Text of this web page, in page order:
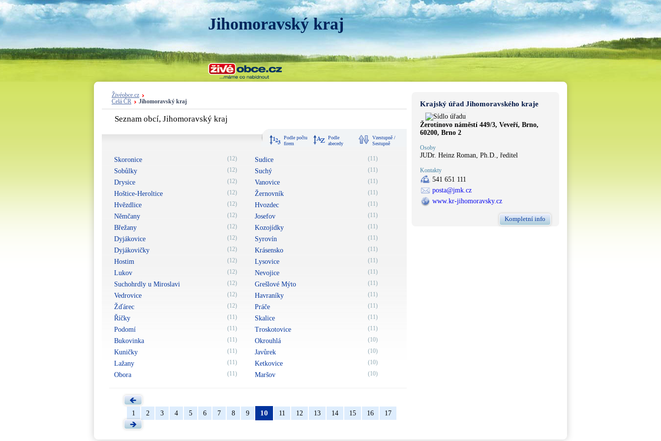
Jihomoravský kraj
Živéobce.cz
Celá ČR
Jihomoravský kraj
Seznam obcí, Jihomoravský kraj
Podle počtu
firem
Podle
abecedy
Vzestupně /
Sestupně
Skoronice (12)
Sobůlky (12)
Drysice (12)
Hoštice-Heroltice (12)
Hvězdlice (12)
Němčany (12)
Břežany (12)
Dyjákovice (12)
Dyjákovičky (12)
Hostim (12)
Lukov (12)
Suchohrdly u Miroslavi (12)
Vedrovice (12)
Žďárec (12)
Říčky (11)
Podomí (11)
Bukovinka (11)
Kuničky (11)
Lažany (11)
Obora (11)
Sudice (11)
Suchý (11)
Vanovice (11)
Žernovník (11)
Hvozdec (11)
Josefov (11)
Kozojídky (11)
Syrovín (11)
Krásensko (11)
Lysovice (11)
Nevojice (11)
Grešlové Mýto (11)
Havraníky (11)
Práče (11)
Skalice (11)
Troskotovice (11)
Okrouhlá (10)
Javůrek (10)
Ketkovice (10)
Maršov (10)
1 2 3 4 5 6 7 8 9 10 11 12 13 14 15 16 17
Krajský úřad Jihomoravského kraje
Žerotínovo náměstí 449/3, Veveří, Brno,
60200, Brno 2
Osoby
JUDr. Heinz Roman, Ph.D., ředitel
Kontakty
541 651 111
posta@jmk.cz
www.kr-jihomoravsky.cz
Kompletní info